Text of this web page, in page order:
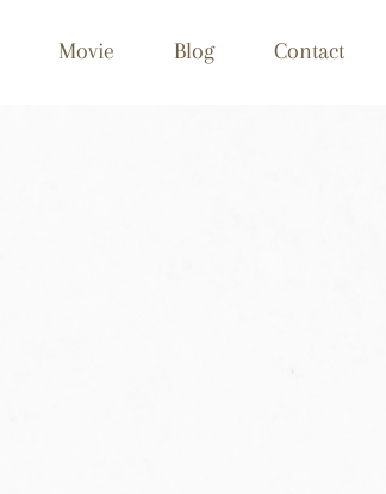
Movie Blog Contact